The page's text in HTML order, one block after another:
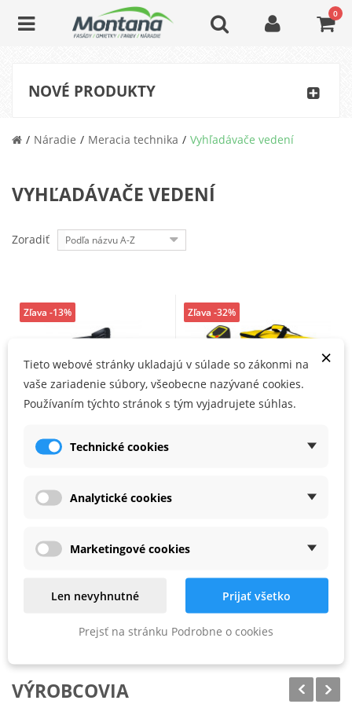
0
NOVÉ PRODUKTY
Náradie Meracia technika Vyhľadávače vedení
VYHĽADÁVAČE VEDENÍ
Zoradiť Podľa názvu A-Z
Leica DD120 vyhľadávač
vedení
DO 2 - 3 DNÍ
Zľava -13%
vedení + DA175 generátor
2 337,00 €
Zľava -32%
VÝROBCOVIA
×
Tieto webové stránky ukladajú v súlade so zákonmi na
vaše zariadenie súbory, všeobecne nazývané cookies.
Používaním týchto stránok s tým vyjadrujete súhlas.
Technické cookies
Analytické cookies
Marketingové cookies
Len nevyhnutné Prijať všetko
Prejsť na stránku Podrobne o cookies